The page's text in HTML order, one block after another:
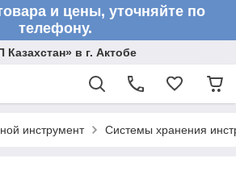
и цены, уточняйте по
телефону.
в г. Актобе
инструмент Системы хранения